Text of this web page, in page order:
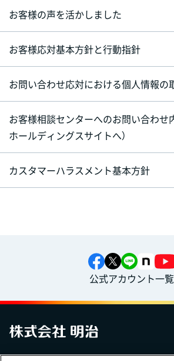
お客様の声を活かしました
お客様応対基本方針と行動指針
お問い合わせ応対における個人情報の
お客様相談センターへのお問い合わせ
ホールディングスサイトへ）
カスタマーハラスメント基本方針
公式アカウント一覧